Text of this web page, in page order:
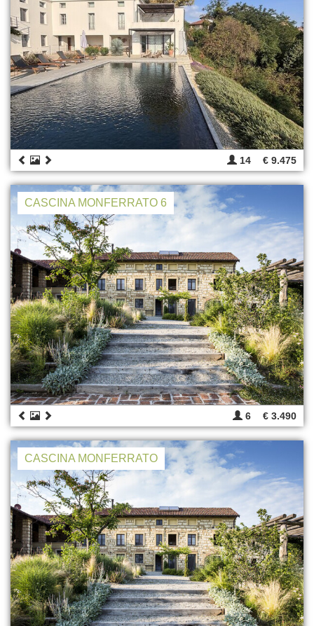
14 € 9.475
CASCINA MONFERRATO 6
6 € 3.490
CASCINA MONFERRATO